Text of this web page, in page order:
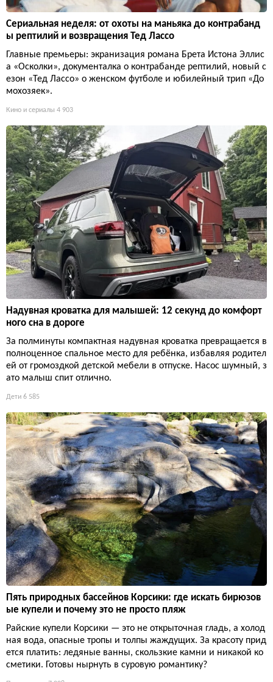
Сериальная неделя: от охоты на маньяка до контрабанд
ы рептилий и возвращения Тед Лассо
Главные премьеры: экранизация романа Брета Истона Эллис
а «Осколки», документалка о контрабанде рептилий, новый с
езон «Тед Лассо» о женском футболе и юбилейный трип «До
мохозяек».
Кино и сериалы 4 903
Надувная кроватка для малышей: 12 секунд до комфорт
ного сна в дороге
За полминуты компактная надувная кроватка превращается в
полноценное спальное место для ребёнка, избавляя родител
ей от громоздкой детской мебели в отпуске. Насос шумный, з
ато малыш спит отлично.
Дети 6 585
Пять природных бассейнов Корсики: где искать бирюзов
ые купели и почему это не просто пляж
Райские купели Корсики — это не открыточная гладь, а холод
ная вода, опасные тропы и толпы жаждущих. За красоту прид
ется платить: ледяные ванны, скользкие камни и никакой ко
сметики. Готовы нырнуть в суровую романтику?